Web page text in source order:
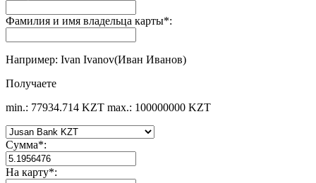
Фамилия и имя владельца карты*:
Например: Ivan Ivanov(Иван Иванов)
Получаете
min.: 77934.714 KZT max.: 100000000 KZT
Сумма*:
На карту*: